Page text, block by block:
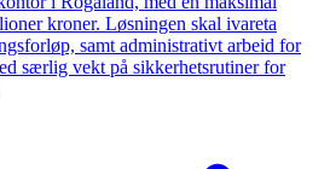
kroner. Løsningen skal ivareta
samt administrativt arbeid for
særlig vekt på sikkerhetsrutiner for